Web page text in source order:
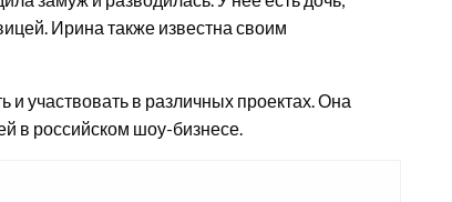
Ирина также известна своим
участвовать в различных проектах. Она
в российском шоу-бизнесе.